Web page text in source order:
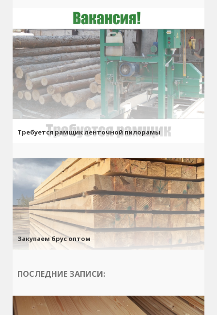
Требуется рамщик ленточной пилорамы
Закупаем брус оптом
ПОСЛЕДНИЕ ЗАПИСИ: